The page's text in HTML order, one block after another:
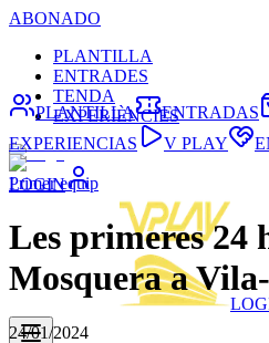
ABONADO
PLANTILLA
ENTRADES
TENDA
EXPERIÈNCIES
LOGIN
PLANTILLA ENTRADAS
EXPERIENCIAS
V PLAY
Primer equip
Les primeres 24
Mosquera a
24/01/2024